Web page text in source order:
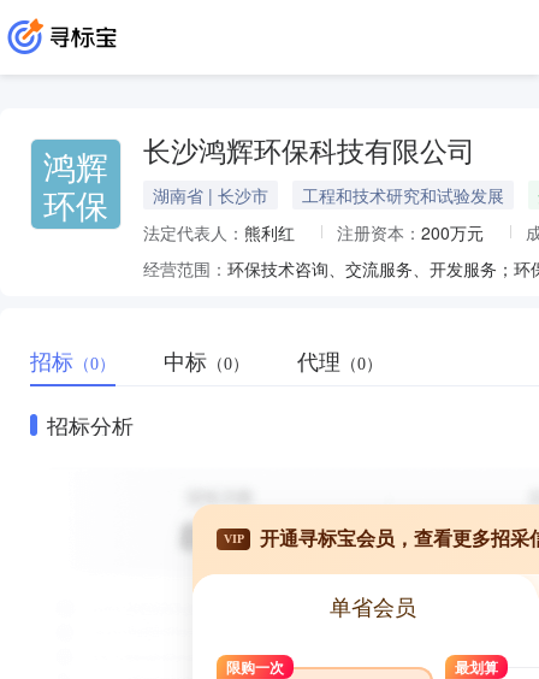
鸿辉
环保
长沙鸿辉环保科技有限公司
湖南省 | 长沙市 工程和技术研究和试验发展
法定代表人： 熊利红 注册资本： 200万元
经营范围：
招标 （0） 中标 （0） 代理 （0）
招标分析
VIP 开通寻标宝会员，查看更多招采
单省会员
限购一次 最划算